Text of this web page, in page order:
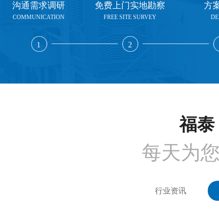
沟通需求调研
COMMUNICATION
1
免费上门实地勘察
FREE SITE SURVEY
2
方
福泰
每天为
行业资讯